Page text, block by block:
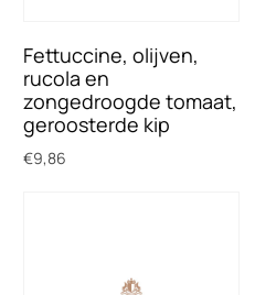
Fettuccine, olijven,
rucola en
zongedroogde tomaat,
geroosterde kip
€9,86